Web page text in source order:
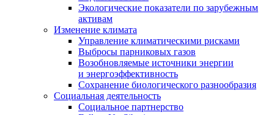
Экологические показатели по зарубежным
активам
Изменение климата
Управление климатическими рисками
Выбросы парниковых газов
Возобновляемые источники энергии
и энергоэффективность
Сохранение биологического разнообразия
Социальная деятельность
Социальное партнерство